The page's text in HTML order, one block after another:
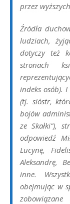
przez
Źródła
ludziach,
dotyczy też
stronach
indeks osób).
(tj. sióstr,
bojów
ze Skałki”),
odpowiedź
Lucynę,
Aleksandrę,
inne.
obejmując w